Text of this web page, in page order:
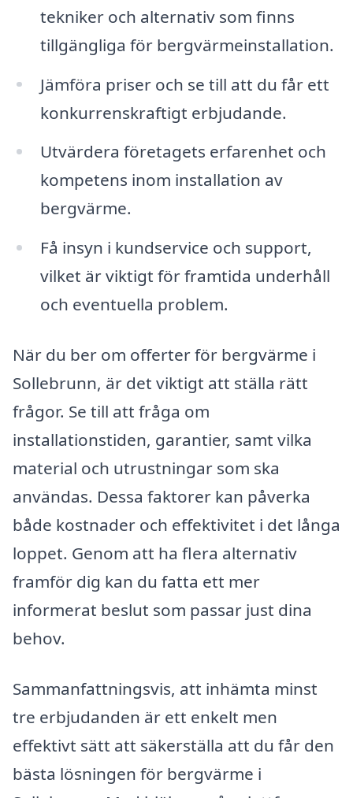
tekniker och alternativ som finns
tillgängliga för bergvärmeinstallation.
Jämföra priser och se till att du får ett
konkurrenskraftigt erbjudande.
Utvärdera företagets erfarenhet och
kompetens inom installation av
bergvärme.
Få insyn i kundservice och support,
vilket är viktigt för framtida underhåll
och eventuella problem.
När du ber om offerter för bergvärme i
Sollebrunn, är det viktigt att ställa rätt
frågor. Se till att fråga om
installationstiden, garantier, samt vilka
material och utrustningar som ska
användas. Dessa faktorer kan påverka
både kostnader och effektivitet i det långa
loppet. Genom att ha flera alternativ
framför dig kan du fatta ett mer
informerat beslut som passar just dina
behov.
Sammanfattningsvis, att inhämta minst
tre erbjudanden är ett enkelt men
effektivt sätt att säkerställa att du får den
bästa lösningen för bergvärme i